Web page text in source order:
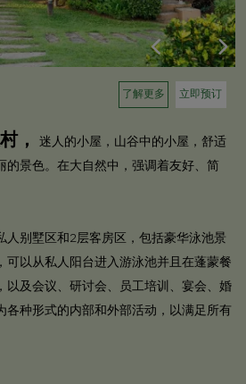
了解更多 立即预订
， 迷人的小屋，山谷中的小屋，舒适
的景色。在大自然中，强调着友好、简
别墅区和2层客房区，包括豪华泳池景
以从私人阳台进入游泳池并且在蓬蒙餐
以及会议、研讨会、员工培训、宴会、婚
各种形式的内部和外部活动，以满足所有